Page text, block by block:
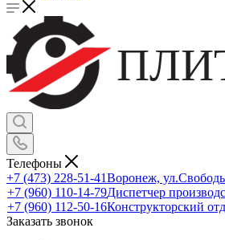
Телефоны
+7 (473) 228-51-41Воронеж,
+7 (960) 110-14-79Диспетчер
+7 (960) 112-50-16Конструкторский
Заказать звонок